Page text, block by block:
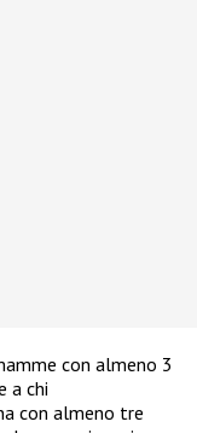
con almeno 3
a chi
con almeno tre